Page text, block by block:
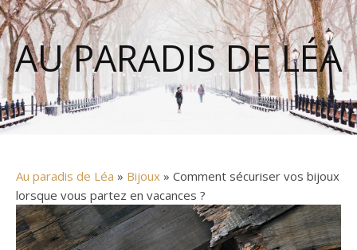
AU PARADIS DE LÉA
Au paradis de Léa » Bijoux » Comment sécuriser vos bijoux
lorsque vous partez en vacances ?